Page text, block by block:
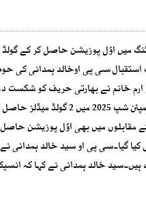
میں اوّل پوزیشن حاصل کر کے
پی اوخالد ہمدانی کی
خانم نے بھارتی حریف کو شکست
ہونے والی ورلڈ پاور
مقابلوں میں بھی اوّل پوزیشن
گیا۔سی پی او سید خالد ہمدانی
خالد ہمدانی نے کہا کہ